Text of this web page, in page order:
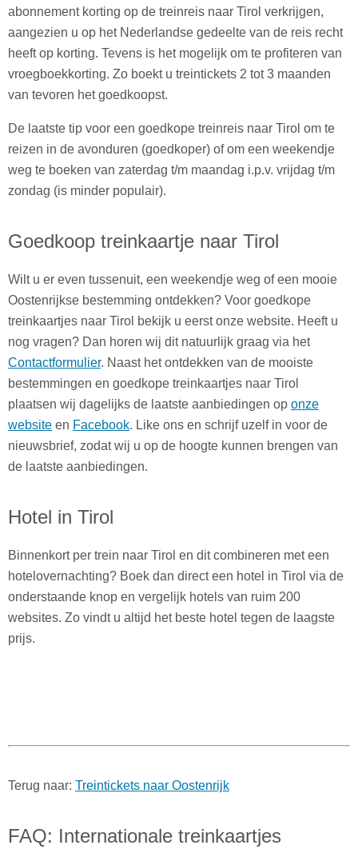
abonnement korting op de treinreis naar Tirol verkrijgen,
aangezien u op het Nederlandse gedeelte van de reis recht
heeft op korting. Tevens is het mogelijk om te profiteren van
vroegboekkorting. Zo boekt u treintickets 2 tot 3 maanden
van tevoren het goedkoopst.
De laatste tip voor een goedkope treinreis naar Tirol om te
reizen in de avonduren (goedkoper) of om een weekendje
weg te boeken van zaterdag t/m maandag i.p.v. vrijdag t/m
zondag (is minder populair).
Goedkoop treinkaartje naar Tirol
Wilt u er even tussenuit, een weekendje weg of een mooie
Oostenrijkse bestemming ontdekken? Voor goedkope
treinkaartjes naar Tirol bekijk u eerst onze website. Heeft u
nog vragen? Dan horen wij dit natuurlijk graag via het
Contactformulier. Naast het ontdekken van de mooiste
bestemmingen en goedkope treinkaartjes naar Tirol
plaatsen wij dagelijks de laatste aanbiedingen op onze
website en Facebook. Like ons en schrijf uzelf in voor de
nieuwsbrief, zodat wij u op de hoogte kunnen brengen van
de laatste aanbiedingen.
Hotel in Tirol
Binnenkort per trein naar Tirol en dit combineren met een
hotelovernachting? Boek dan direct een hotel in Tirol via de
onderstaande knop en vergelijk hotels van ruim 200
websites. Zo vindt u altijd het beste hotel tegen de laagste
prijs.
Terug naar: Treintickets naar Oostenrijk
FAQ: Internationale treinkaartjes